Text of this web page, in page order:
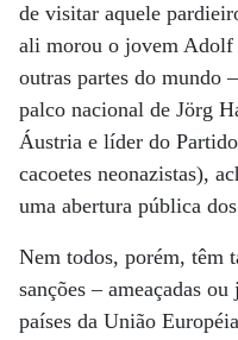
de visitar aquele
ali morou o jovem
outras partes do mundo
palco nacional de Jörg
Áustria e líder do
cacoetes neonazistas),
uma abertura pública
Nem todos, porém, têm
sanções – ameaçadas
países da União